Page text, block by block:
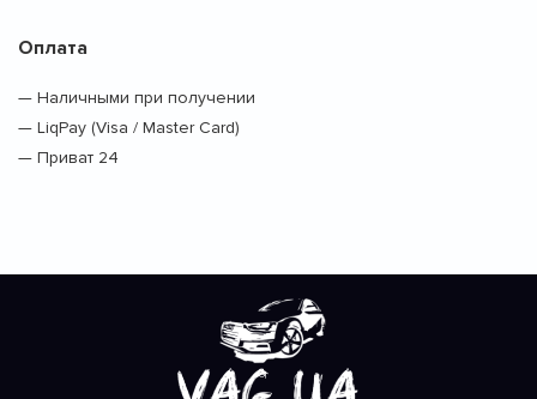
Оплата
— Наличными при получении
— LiqPay (Visa / Master Card)
— Приват 24